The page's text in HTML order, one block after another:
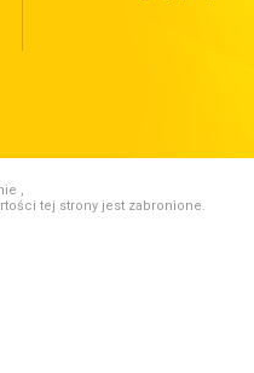
,
tej strony jest zabronione.